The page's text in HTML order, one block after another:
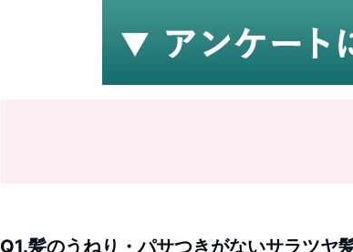
Q1.髪のうねり・パサつきがないサラツヤ